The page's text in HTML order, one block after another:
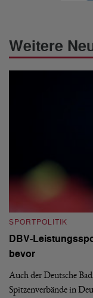
Weitere
SPORTPOLITIK
DBV-
bevor
Auch der Deutsche
Spitzenverbände in